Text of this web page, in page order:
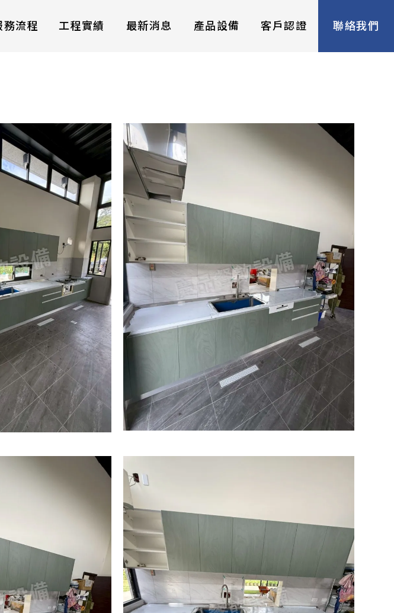
務流程 工程實績 最新消息 產品設備 客戶認證 聯絡我們